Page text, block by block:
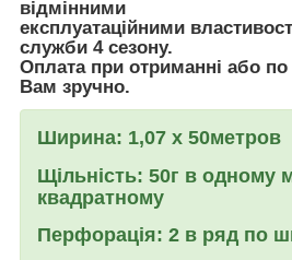
відмінними
експлуатаційними
служби 4 сезону.
Оплата при отриманні або по
Вам зручно.
Ширина: 1,07 х 50метров
Щільність: 50г в одному
квадратному
Перфорація: 2 в ряд по